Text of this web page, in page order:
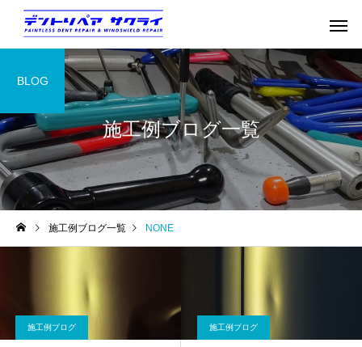
施工例ブログ一覧
BLOG
施工例ブログ一覧 NONE
施工例ブログ 施工例ブログ